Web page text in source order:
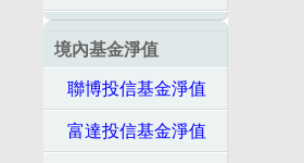
境內基金淨值
聯博投信基金淨值
富達投信基金淨值